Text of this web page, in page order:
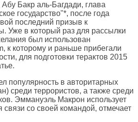
Абу Бакр аль-Багдади, глава
государство"*, после года
последний призыв к
Уже в который раз для рассылки
был использован
к которому и раньше прибегали
для подготовки терактов 2015
популярность в авторитарных
среди террористов, а также среди
Эммануэль Макрон использует
со своей командой, отмечает